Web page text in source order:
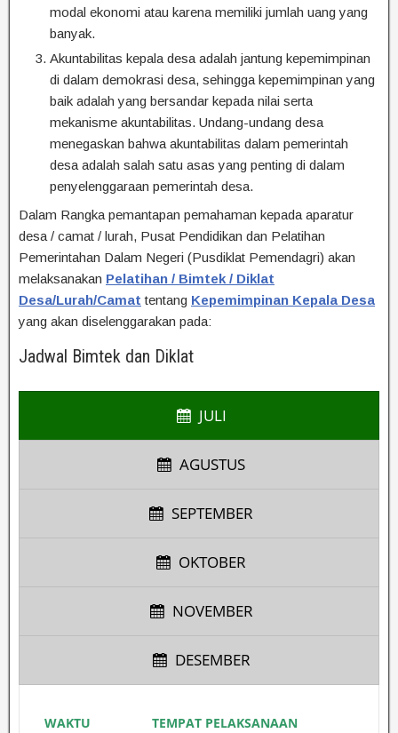
modal ekonomi atau karena memiliki jumlah uang yang
banyak.
Akuntabilitas kepala desa adalah jantung kepemimpinan
di dalam demokrasi desa, sehingga kepemimpinan yang
baik adalah yang bersandar kepada nilai serta
mekanisme akuntabilitas. Undang-undang desa
menegaskan bahwa akuntabilitas dalam pemerintah
desa adalah salah satu asas yang penting di dalam
penyelenggaraan pemerintah desa.
Dalam Rangka pemantapan pemahaman kepada aparatur
desa / camat / lurah, Pusat Pendidikan dan Pelatihan
Pemerintahan Dalam Negeri (Pusdiklat Pemendagri) akan
melaksanakan Pelatihan / Bimtek / Diklat
Desa/Lurah/Camat tentang Kepemimpinan Kepala Desa
yang akan diselenggarakan pada:
Jadwal Bimtek dan Diklat
JULI
AGUSTUS
SEPTEMBER
OKTOBER
NOVEMBER
DESEMBER
WAKTU
TEMPAT PELAKSANAAN